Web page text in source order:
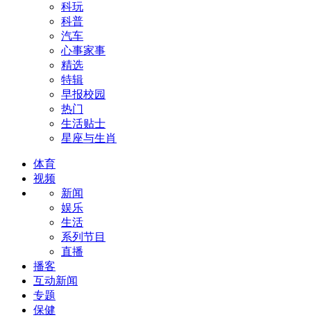
科玩
科普
汽车
心事家事
精选
特辑
早报校园
热门
生活贴士
星座与生肖
体育
视频
新闻
娱乐
生活
系列节目
直播
播客
互动新闻
专题
保健